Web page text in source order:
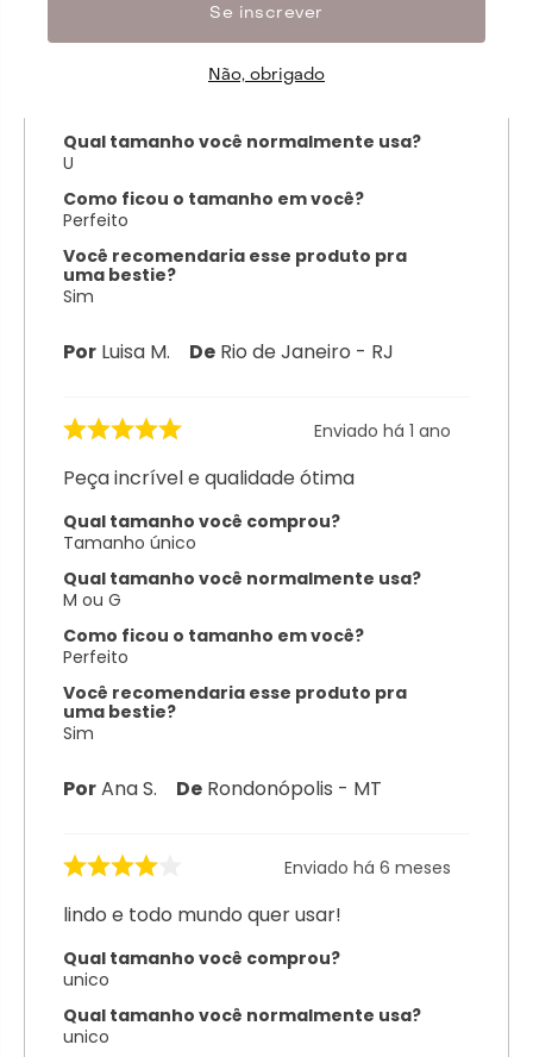
super versátil e você consegue compor
com várias outras peças.
Qual tamanho você comprou?
Qual tamanho você normalmente usa?
U
Como ficou o tamanho em você?
Perfeito
Você recomendaria esse produto pra
uma bestie?
Sim
Por Luisa M. De Rio de Janeiro - RJ
Enviado há 1 ano
Peça incrível e qualidade ótima
Qual tamanho você comprou?
Tamanho único
Qual tamanho você normalmente usa?
M ou G
Como ficou o tamanho em você?
Perfeito
Você recomendaria esse produto pra
uma bestie?
Sim
PorAna S. De Rondonópolis - MT
Enviado há 6 meses
lindo e todo mundo quer usar!
Qual tamanho você comprou?
unico
Qual tamanho você normalmente usa?
unico
Se inscrever
Não, obrigado